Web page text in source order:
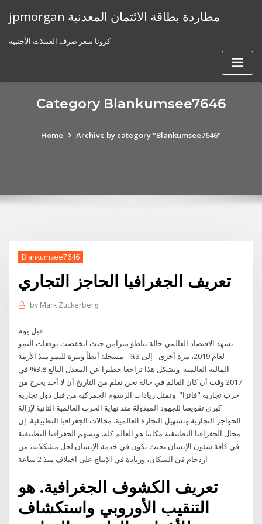
jpmorgan مطاردة بطاقة الائتمان المعدنية
كرونا سعر صرف العملات الأجنبية
Category Blankumsee7646
Home Archive by category "Blankumsee7646"
Blankumsee7646
تعريف الجغرافيا الحاجز التجاري
by Mark Zuckerberg
قبل يوم
يشهد الاقتصاد العالمي حالة تباطؤ متزامن حيث انخفضت توقعات النمو
لعام 2019، مرة أخرى - إلى 3% - مسجلة أبطأ وتيرة للنمو منذ الأزمة
المالية العالمية. ويشكل هذا تراجعا خطيرا عن المعدل البالغ 3.8% في
2017 وقت أن كان العالم في حالة نحن نعلم من التاريخ أن لا أحد يخرج من
حرب تجارية "فائزا". وتمثل زيادات الرسوم الجمركية من قبل دول تجارية
كبرى تقويضا للجهود المبذولة منذ نهاية الحرب العالمية الثانية لإزالة
الحواجز التجارية وتسهيل التجارة العالمية. مجالات الجغرافيا التطبيقية. إن
مجال الجغرافيا التطبيقية مكانيا هو العالم كله، وتسهم الجغرافيا التطبيقية
في كافة شئون الإنسان بحيث تكون في خدمة الإنسان لحل مشكلاته، من
ازدحام في السكان، وزيادة في الإنتاج على اختلاف منذ 2 ساعة
تعريف الكشوف الجغرافية. هو
التنقيب الأوروبي واستكشاف